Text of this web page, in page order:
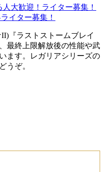
大歓迎！ライター募集！
イター募集！
『ラストストームブレイ
最終上限解放後の性能や武
ます。レガリアシリーズの
うぞ。